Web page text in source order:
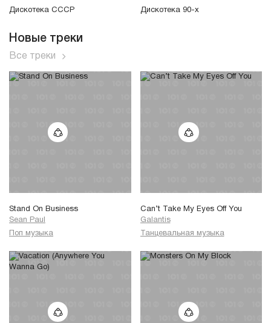
Дискотека СССР Дискотека 90-х
Новые треки
Все треки
Stand On Business
Sean Paul
Поп музыка
Can’t Take My Eyes Off You
Galantis
Танцевальная музыка